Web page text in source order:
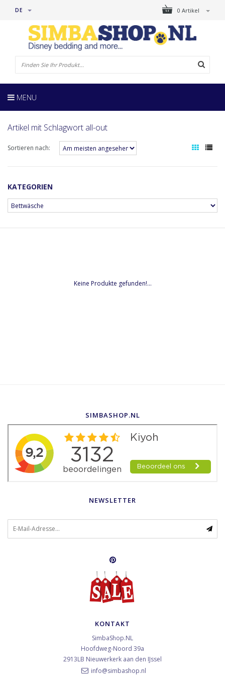
0 Artikel
DE
MENU
Artikel mit Schlagwort all-out
Sortieren nach:
KATEGORIEN
Keine Produkte gefunden!...
SIMBASHOP.NL
NEWSLETTER
KONTAKT
SimbaShop.NL
Hoofdweg-Noord 39a
2913LB Nieuwerkerk aan den IJssel
info@simbashop.nl